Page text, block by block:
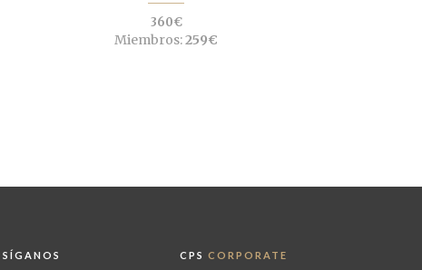
360€
Miembros:259€
SÍGANOS CPS CORPORATE